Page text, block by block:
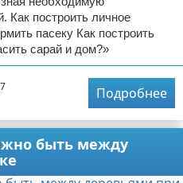
Как построить личное
пасеку Как построить
сарай и дом?»
Подробнее
быть между